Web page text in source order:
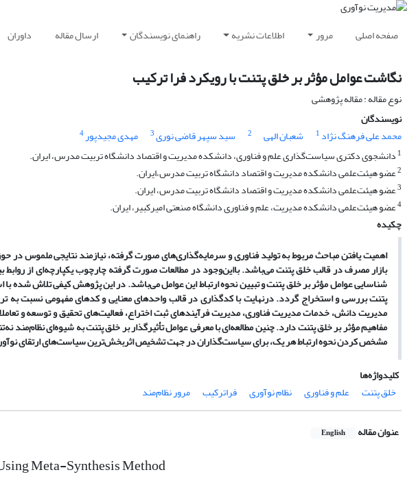
صفحه اصلی مرور اطلاعات نشریه راهنمای نویسندگان ارسال مقاله داوران
نگاشت عوامل مؤثر بر خلق پتنت با رویکرد فرا ترکیب
نوع مقاله : مقاله پژوهشی
نویسندگان
محمد علی فرهنگ نژاد 1 شعبان الهی 2 سید سپهر قاضی نوری3 مهدی مجیدپور4
1 دانشجوی دکتری سیاست‌گذاری علم و فناوری، دانشکده مدیریت و اقتصاد دانشگاه تربیت مدرس، ایران.
2عضو هیئت‌علمی دانشکده مدیریت و اقتصاد دانشگاه تربیت مدرس،ایران.
3عضو هیئت‌علمی دانشکده مدیریت و اقتصاد دانشگاه تربیت مدرس، ایران.
4عضو هیئت‌علمی دانشکده مدیریت، علم و فناوری دانشگاه صنعتی امیرکبیر، ایران.
چکیده
اهمیت یافتن مباحث مربوط به تولید فناوری و سرمایه‌گذاری‌های صورت گرفته، نیازمند نتایجی ملموس در
بازار مصرف در قالب خلق پتنت می‌باشد. بااین‌وجود در مطالعات صورت گرفته چارچوب یکپارچه‌ای از
شناسایی عوامل مؤثر بر خلق پتنت و تبیین نحوه ارتباط این عوامل می‌باشد. در این پژوهش کیفی تلاش شده با
پتنت بررسی و استخراج گردد. درنهایت با کدگذاری در قالب واحدهای معنایی و کدهای مفهومی نسبت
مدیریت دانش، خدمات مدیریت فناوری، مدیریت فرآیندهای ثبت اختراع، فعالیت‌های تحقیق و توسعه و
مفاهیم مؤثر بر خلق پتنت دارد. چنین مطالعه‌ای با معرفی عوامل تأثیرگذار بر خلق پتنت به شیوه‌ای
مشخص کردن نحوه ارتباط هر یک، برای سیاست‌گذاران در جهت تشخیص اثربخش‌ترین سیاست‌های ارتقای
کلیدواژه‌ها
خلق پتنت
علم و فناوری نظام نوآوری فراترکیب مرور نظام‌مند
عنوان مقاله English
Meta-Synthesis Method